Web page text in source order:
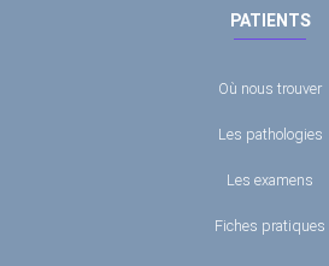
PATIENTS
Où nous trouver
Les pathologies
Les examens
Fiches pratiques